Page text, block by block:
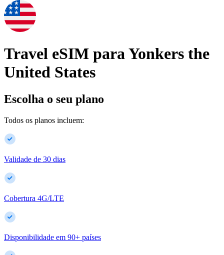
Travel eSIM paraYonkers the
United States
Escolha o seu plano
Todos os planos incluem:
Validade de 30 dias
Cobertura 4G/LTE
Disponibilidade em 90+ países